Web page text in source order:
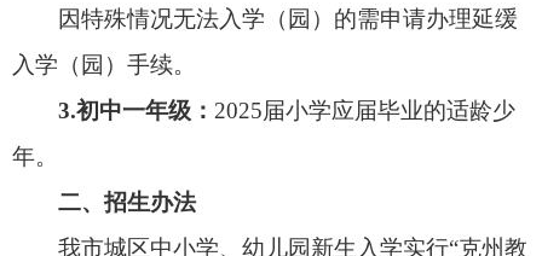
名，所需材料参照幼儿园有关规定；乡镇小学、初
中新生采取对口直升方式登记报名。
三、报名方式及时间
取，每名新生只能报一所学校。
程详见附件8）
时间安排：